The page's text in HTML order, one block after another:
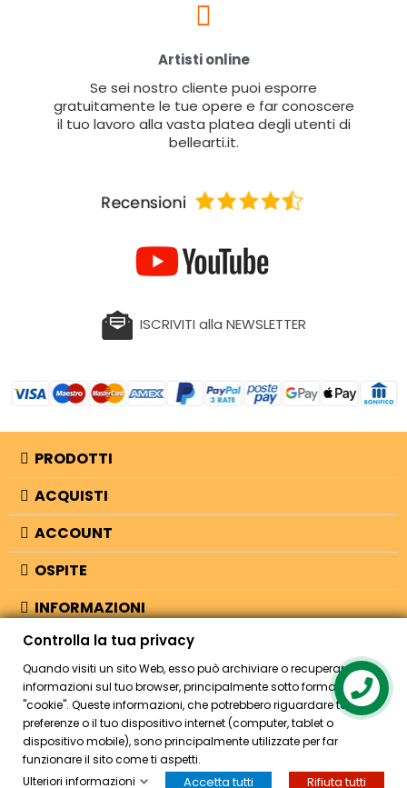
Artisti online
Se sei nostro cliente puoi esporre
gratuitamente le tue opere e far conoscere
il tuo lavoro alla vasta platea degli utenti di
bellearti.it.
ISCRIVITI alla NEWSLETTER
PRODOTTI
ACQUISTI
ACCOUNT
OSPITE
INFORMAZIONI
NEGOZIO
© 2026 - Bellearti.it -credits
Controlla la tua privacy
Quando visiti un sito Web, esso può archiviare o recuperare
informazioni sul tuo browser, principalmente sotto forma di
"cookie". Queste informazioni, che potrebbero riguardare te, le tue
preferenze o il tuo dispositivo internet (computer, tablet o
dispositivo mobile), sono principalmente utilizzate per far
funzionare il sito come ti aspetti.
Ulteriori informazioni
Accetta tutti Rifiuta tutti
Contact us